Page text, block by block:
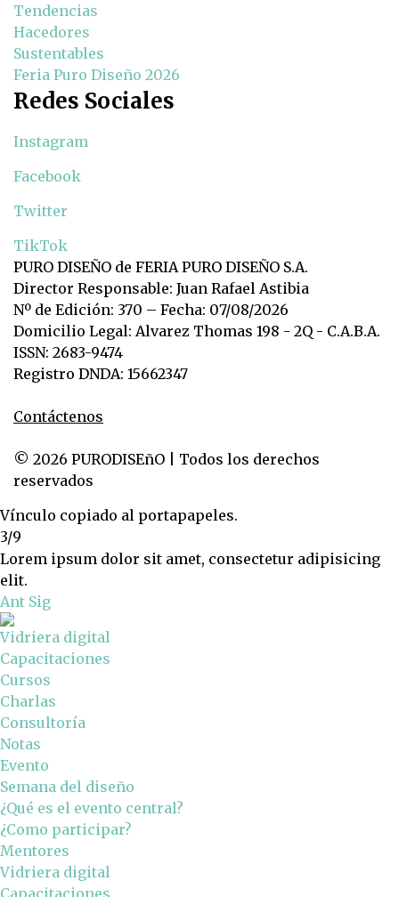
Tendencias
Hacedores
Sustentables
Feria Puro Diseño 2026
Redes Sociales
Instagram
Facebook
Twitter
TikTok
PURO DISEÑO de FERIA PURO DISEÑO S.A.
Director Responsable: Juan Rafael Astibia
Nº de Edición: 370 – Fecha: 07/08/2026
Domicilio Legal: Alvarez Thomas 198 - 2Q - C.A.B.A.
ISSN: 2683-9474
Registro DNDA: 15662347
Contáctenos
© 2026 PURODISEñO | Todos los derechos
reservados
Vínculo copiado al portapapeles.
3/9
Lorem ipsum dolor sit amet, consectetur adipisicing
elit.
Ant Sig
Vidriera digital
Capacitaciones
Cursos
Charlas
Consultoría
Notas
Evento
Semana del diseño
¿Qué es el evento central?
¿Como participar?
Mentores
Vidriera digital